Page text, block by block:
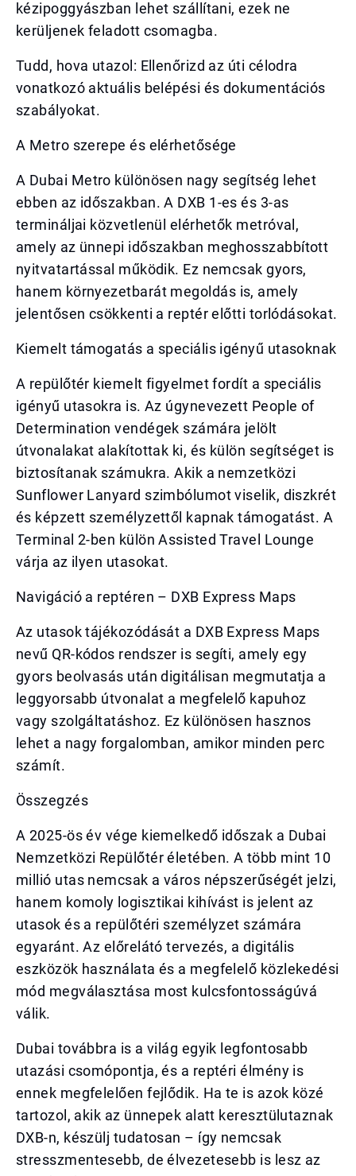
kézipoggyászban lehet szállítani, ezek ne
kerüljenek feladott csomagba.
Tudd, hova utazol: Ellenőrizd az úti célodra
vonatkozó aktuális belépési és dokumentációs
szabályokat.
A Metro szerepe és elérhetősége
A Dubai Metro különösen nagy segítség lehet
ebben az időszakban. A DXB 1-es és 3-as
termináljai közvetlenül elérhetők metróval,
amely az ünnepi időszakban meghosszabbított
nyitvatartással működik. Ez nemcsak gyors,
hanem környezetbarát megoldás is, amely
jelentősen csökkenti a reptér előtti torlódásokat.
Kiemelt támogatás a speciális igényű utasoknak
A repülőtér kiemelt figyelmet fordít a speciális
igényű utasokra is. Az úgynevezett People of
Determination vendégek számára jelölt
útvonalakat alakítottak ki, és külön segítséget is
biztosítanak számukra. Akik a nemzetközi
Sunflower Lanyard szimbólumot viselik, diszkrét
és képzett személyzettől kapnak támogatást. A
Terminal 2-ben külön Assisted Travel Lounge
várja az ilyen utasokat.
Navigáció a reptéren – DXB Express Maps
Az utasok tájékozódását a DXB Express Maps
nevű QR-kódos rendszer is segíti, amely egy
gyors beolvasás után digitálisan megmutatja a
leggyorsabb útvonalat a megfelelő kapuhoz
vagy szolgáltatáshoz. Ez különösen hasznos
lehet a nagy forgalomban, amikor minden perc
számít.
Összegzés
A 2025-ös év vége kiemelkedő időszak a Dubai
Nemzetközi Repülőtér életében. A több mint 10
millió utas nemcsak a város népszerűségét jelzi,
hanem komoly logisztikai kihívást is jelent az
utasok és a repülőtéri személyzet számára
egyaránt. Az előrelátó tervezés, a digitális
eszközök használata és a megfelelő közlekedési
mód megválasztása most kulcsfontosságúvá
válik.
Dubai továbbra is a világ egyik legfontosabb
utazási csomópontja, és a reptéri élmény is
ennek megfelelően fejlődik. Ha te is azok közé
tartozol, akik az ünnepek alatt keresztülutaznak
DXB-n, készülj tudatosan – így nemcsak
stresszmentesebb, de élvezetesebb is lesz az